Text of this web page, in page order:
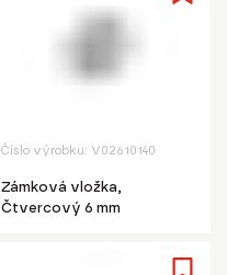
Číslo výrobku: V02610140
Zámková vložka,
Čtvercový 6 mm